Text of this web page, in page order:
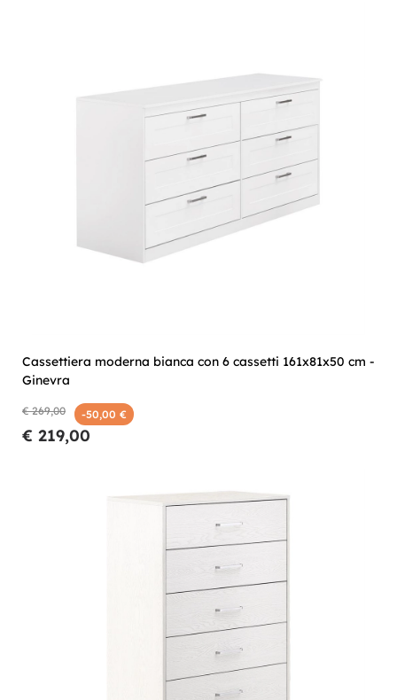
Cassettiera moderna bianca con 6 cassetti 161x81x50 cm -
Ginevra
€ 269,00 -50,00 €
€ 219,00